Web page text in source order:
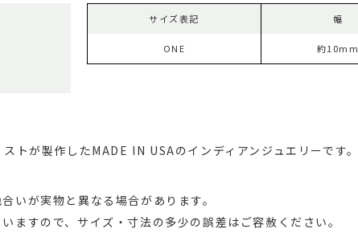
サイズ表記 幅
ONE 約10mm
トが製作したMADE IN USAのインディアンジュエリーです。
いが実物と異なる場合があります。
ますので、サイズ・寸法の多少の誤差はご容赦ください。